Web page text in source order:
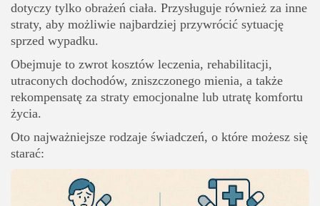
dotyczy tylko obrażeń ciała. Przysługuje również za inne
straty, aby możliwie najbardziej przywrócić sytuację
sprzed wypadku.
Obejmuje to zwrot kosztów leczenia, rehabilitacji,
utraconych dochodów, zniszczonego mienia, a także
rekompensatę za straty emocjonalne lub utratę komfortu
życia.
Oto najważniejsze rodzaje świadczeń, o które możesz się
starać: